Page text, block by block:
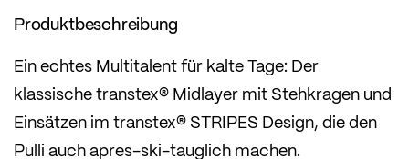
Produktbeschreibung
Ein echtes Multitalent für kalte Tage: Der
klassische transtex® Midlayer mit Stehkragen und
Einsätzen im transtex® STRIPES Design, die den
Pulli auch apres-ski-tauglich machen.